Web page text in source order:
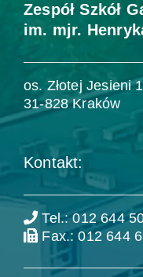
Zespół Szkół
im. mjr.
os. Złotej Jesieni
31-828 Kraków
Kontakt:
Tel.: 012 644
Fax.: 012 644